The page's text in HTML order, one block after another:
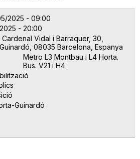
2025 - 09:00
- 20:00
Cardenal Vidal i Barraquer, 30,
08035 Barcelona, Espanya
Metro L3 Montbau i L4 Horta.
Bus. V21 i H4
Guinardó